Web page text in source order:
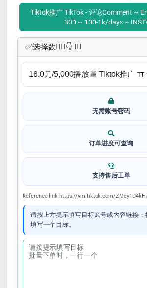
Tiktok推广 TikTok - 评论Comment ~
30D ~ 100-1k/days ~
✅​选择数👇🏻​​👇👇🏻​​
无需账号密码
订单进度可查询
支持售后工单
Reference link https://vm.tiktok.com/ZMey1D4kH/
请按上方提示填写目标账号或内容链接
填写一个目标。